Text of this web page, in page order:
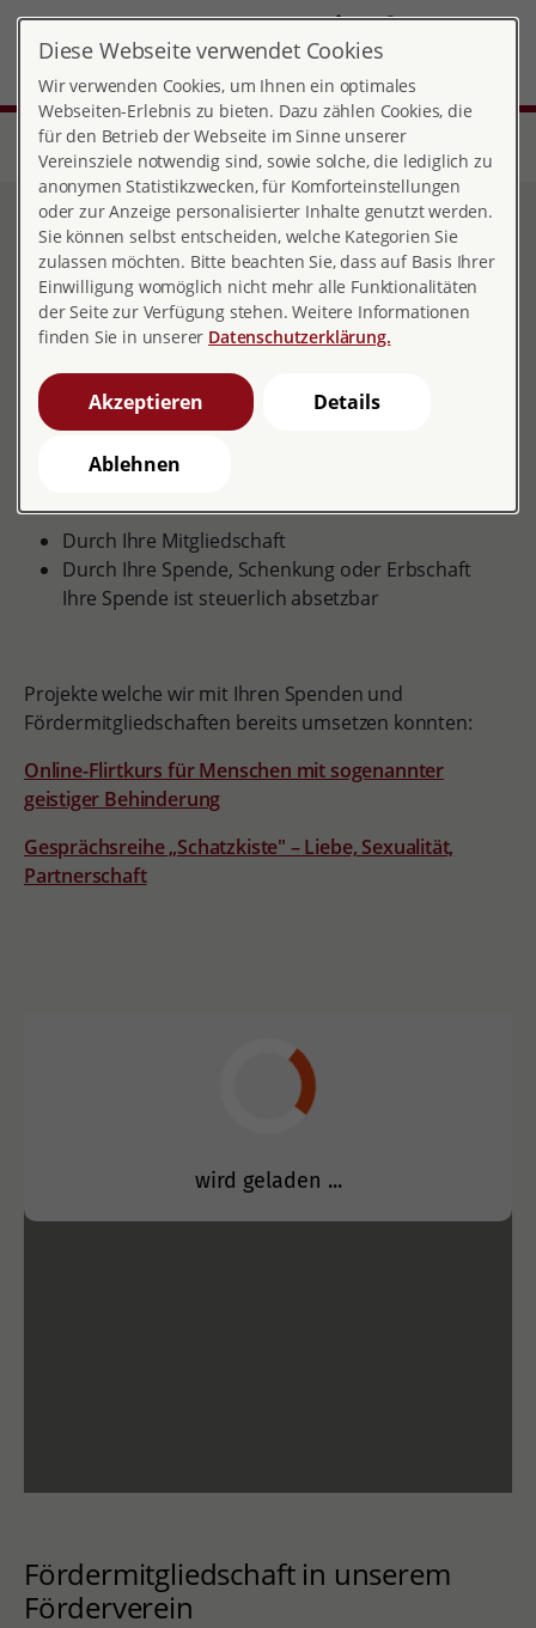
DE
Start Über pro familia Landesverbände
Baden-Württemberg
Förderverein pro familia Baden-Württemberg
Förderverein pro familia
Baden-Württemberg
Unterstützen Sie uns!
Sie können unsere Arbeit unterstützen und helfen,
Projekte, Bildungs- und Beratungsangebote
Durch Ihre Mitgliedschaft
Durch Ihre Spende, Schenkung oder Erbschaft
Ihre Spende ist steuerlich absetzbar
Projekte welche wir mit Ihren Spenden und
Fördermitgliedschaften bereits umsetzen konnten:
Online-Flirtkurs für Menschen mit sogenannter
geistiger Behinderung
Gesprächsreihe „Schatzkiste" – Liebe, Sexualität,
Partnerschaft
Fördermitgliedschaft in unserem
Förderverein
Diese Webseite verwendet Cookies
Wir verwenden Cookies, um Ihnen ein optimales
Webseiten-Erlebnis zu bieten. Dazu zählen Cookies, die
für den Betrieb der Webseite im Sinne unserer
Vereinsziele notwendig sind, sowie solche, die lediglich zu
anonymen Statistikzwecken, für Komforteinstellungen
oder zur Anzeige personalisierter Inhalte genutzt werden.
Sie können selbst entscheiden, welche Kategorien Sie
zulassen möchten. Bitte beachten Sie, dass auf Basis Ihrer
Einwilligung womöglich nicht mehr alle Funktionalitäten
der Seite zur Verfügung stehen. Weitere Informationen
finden Sie in unserer Datenschutzerklärung.
Akzeptieren Details
Ablehnen